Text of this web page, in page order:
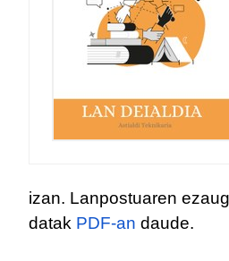
izan. Lanpostuaren
datak PDF-an daude.